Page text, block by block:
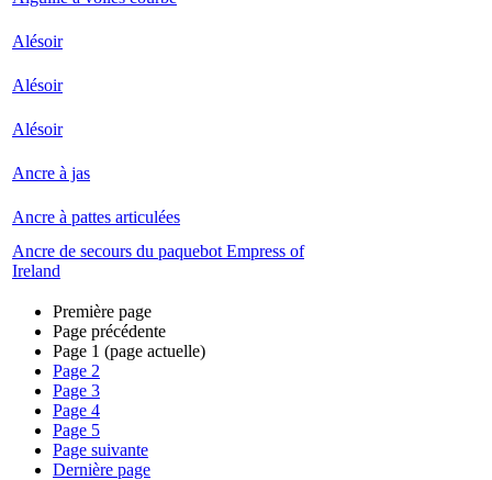
Alésoir
Alésoir
Alésoir
Ancre à jas
Ancre à pattes articulées
Ancre de secours du paquebot Empress of
Ireland
Première page
Page précédente
Page 1 (page actuelle)
Page 2
Page 3
Page 4
Page 5
Page suivante
Dernière page